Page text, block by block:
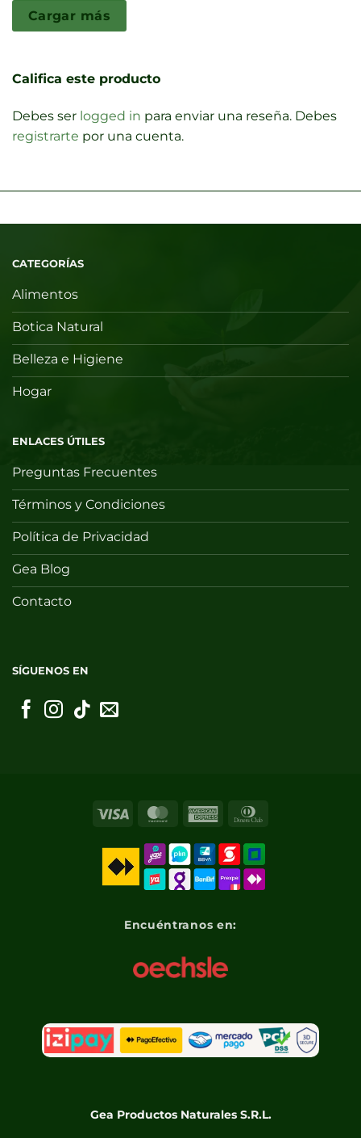
Cargar más
Califica este producto
Debes ser logged in para enviar una reseña. Debes
registrarte por una cuenta.
CATEGORÍAS
Alimentos
Botica Natural
Belleza e Higiene
Hogar
ENLACES ÚTILES
Preguntas Frecuentes
Términos y Condiciones
Política de Privacidad
Gea Blog
Contacto
SÍGUENOS EN
Visa MasterCardAmerican
Encuéntranos en:
Gea Productos Naturales S.R.L.